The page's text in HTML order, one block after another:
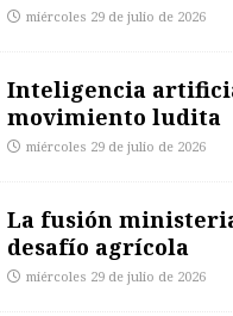
miércoles 29 de julio de 2026
Inteligencia
movimiento ludita
miércoles 29 de julio de 2026
La fusión
desafío agrícola
miércoles 29 de julio de 2026